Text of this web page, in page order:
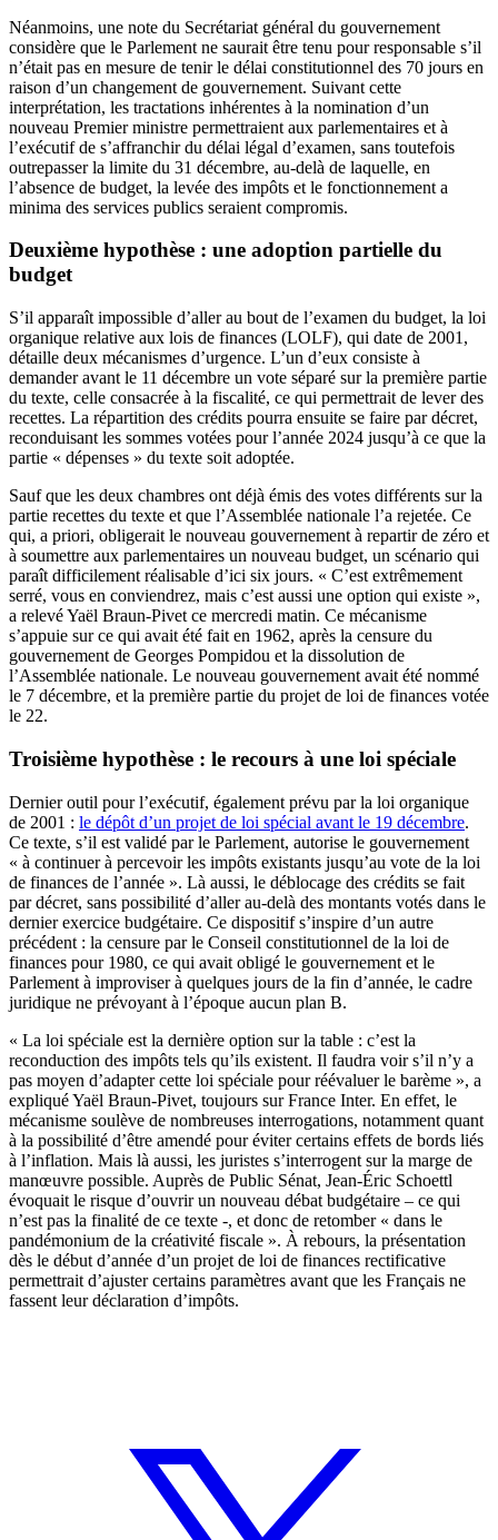
Néanmoins, une note du Secrétariat général du gouvernement
considère que le Parlement ne saurait être tenu pour responsable s’il
n’était pas en mesure de tenir le délai constitutionnel des 70 jours en
raison d’un changement de gouvernement. Suivant cette
interprétation, les tractations inhérentes à la nomination d’un
nouveau Premier ministre permettraient aux parlementaires et à
l’exécutif de s’affranchir du délai légal d’examen, sans toutefois
outrepasser la limite du 31 décembre, au-delà de laquelle, en
l’absence de budget, la levée des impôts et le fonctionnement a
minima des services publics seraient compromis.
Deuxième hypothèse : une adoption partielle du
budget
S’il apparaît impossible d’aller au bout de l’examen du budget, la loi
organique relative aux lois de finances (LOLF), qui date de 2001,
détaille deux mécanismes d’urgence. L’un d’eux consiste à
demander avant le 11 décembre un vote séparé sur la première partie
du texte, celle consacrée à la fiscalité, ce qui permettrait de lever des
recettes. La répartition des crédits pourra ensuite se faire par décret,
reconduisant les sommes votées pour l’année 2024 jusqu’à ce que la
partie « dépenses » du texte soit adoptée.
Sauf que les deux chambres ont déjà émis des votes différents sur la
partie recettes du texte et que l’Assemblée nationale l’a rejetée. Ce
qui, a priori, obligerait le nouveau gouvernement à repartir de zéro et
à soumettre aux parlementaires un nouveau budget, un scénario qui
paraît difficilement réalisable d’ici six jours. « C’est extrêmement
serré, vous en conviendrez, mais c’est aussi une option qui existe »,
a relevé Yaël Braun-Pivet ce mercredi matin. Ce mécanisme
s’appuie sur ce qui avait été fait en 1962, après la censure du
gouvernement de Georges Pompidou et la dissolution de
l’Assemblée nationale. Le nouveau gouvernement avait été nommé
le 7 décembre, et la première partie du projet de loi de finances votée
le 22.
Troisième hypothèse : le recours à une loi spéciale
Dernier outil pour l’exécutif, également prévu par la loi organique
de 2001 : le dépôt d’un projet de loi spécial avant le 19 décembre.
Ce texte, s’il est validé par le Parlement, autorise le gouvernement
« à continuer à percevoir les impôts existants jusqu’au vote de la loi
de finances de l’année ». Là aussi, le déblocage des crédits se fait
par décret, sans possibilité d’aller au-delà des montants votés dans le
dernier exercice budgétaire. Ce dispositif s’inspire d’un autre
précédent : la censure par le Conseil constitutionnel de la loi de
finances pour 1980, ce qui avait obligé le gouvernement et le
Parlement à improviser à quelques jours de la fin d’année, le cadre
juridique ne prévoyant à l’époque aucun plan B.
« La loi spéciale est la dernière option sur la table : c’est la
reconduction des impôts tels qu’ils existent. Il faudra voir s’il n’y a
pas moyen d’adapter cette loi spéciale pour réévaluer le barème », a
expliqué Yaël Braun-Pivet, toujours sur France Inter. En effet, le
mécanisme soulève de nombreuses interrogations, notamment quant
à la possibilité d’être amendé pour éviter certains effets de bords liés
à l’inflation. Mais là aussi, les juristes s’interrogent sur la marge de
manœuvre possible. Auprès de Public Sénat, Jean-Éric Schoettl
évoquait le risque d’ouvrir un nouveau débat budgétaire – ce qui
n’est pas la finalité de ce texte -, et donc de retomber « dans le
pandémonium de la créativité fiscale ». À rebours, la présentation
dès le début d’année d’un projet de loi de finances rectificative
permettrait d’ajuster certains paramètres avant que les Français ne
fassent leur déclaration d’impôts.